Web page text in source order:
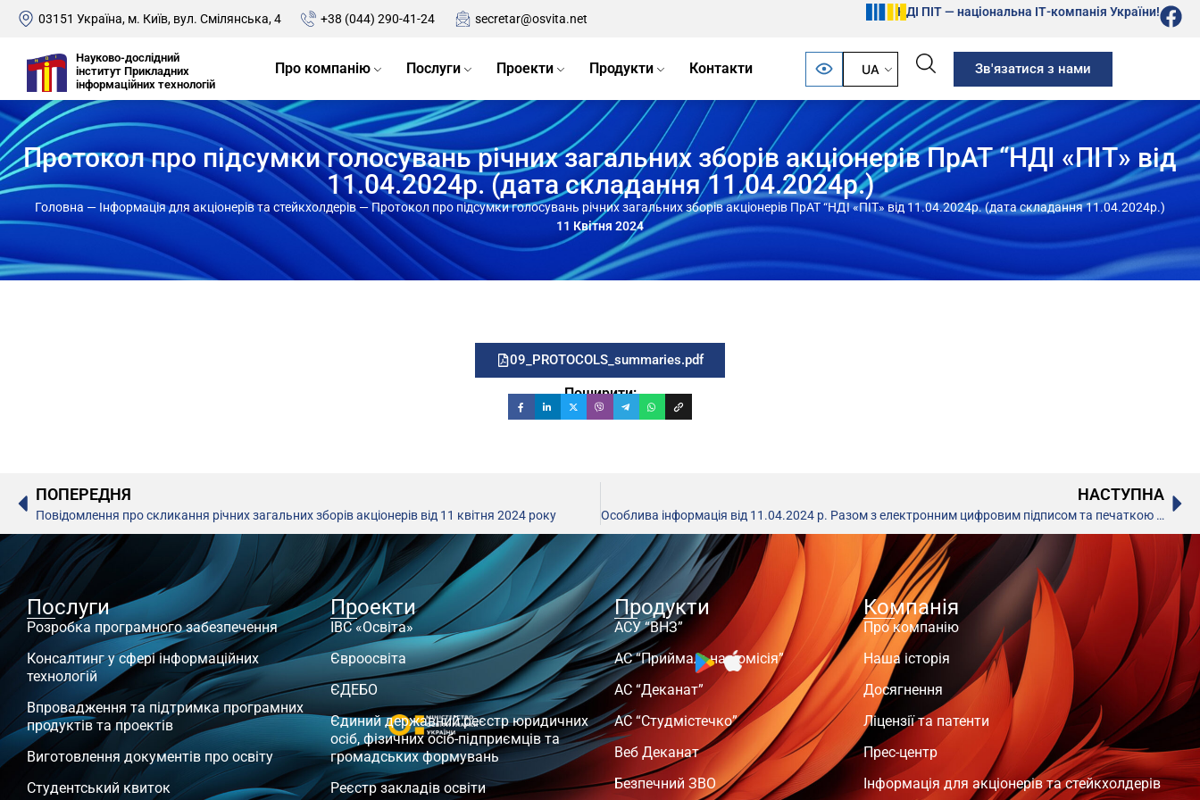
03151 Україна, м. Київ, вул. Смілянська, 4 +38 (044) 290-41-24 secretar@osvita.net
НДІ ПІТ — національна ІТ-компанія України!
Науково-дослідний
інститут Прикладних
інформаційних технологій
Про компанію Послуги Проекти Продукти Контакти UA Зв'язатися з нами
Протокол про підсумки голосувань річних загальних зборів акціонерів ПрАТ “НДІ «ПІТ» від
11.04.2024р. (дата складання 11.04.2024р.)
Головна — Інформація для акціонерів та стейкхолдерів—Протокол про підсумки голосувань річних загальних зборів акціонерів ПрАТ “НДІ «ПІТ» від 11.04.2024р. (дата складання 11.04.2024р.)
11 Квітня 2024
09_PROTOCOLS_summaries.pdf
Поширити:
ПОПЕРЕДНЯ
Повідомлення про скликання річних загальних зборів акціонерів від 11 квітня 2024 року
НАСТУПНА
Особлива інформація від 11.04.2024 р. Разом з електронним цифровим підписом та печаткою (оприлюднено 11.04.2024 р.)
Послуги
Розробка програмного забезпечення
Консалтинг у сфері інформаційних
технологій
Впровадження та підтримка програмних
продуктів та проектів
Виготовлення документів про освіту
Студентський квиток
Проекти
ІВС «Освіта»
Євроосвіта
ЄДЕБО
Єдиний державний реєстр юридичних
осіб, фізичних осіб-підприємців та
громадських формувань
Реєстр закладів освіти
Продукти
АСУ “ВНЗ”
АС “Приймальна комісія”
АС “Деканат”
АС “Студмістечко”
Веб Деканат
Безпечний ЗВО
Компанія
Про компанію
Наша історія
Досягнення
Ліцензії та патенти
Прес-центр
Інформація для акціонерів та стейкхолдерів